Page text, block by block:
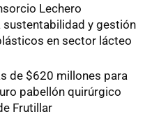
Lechero
sustentabilidad y gestión
en sector lácteo
de $620 millones para
pabellón quirúrgico
Frutillar